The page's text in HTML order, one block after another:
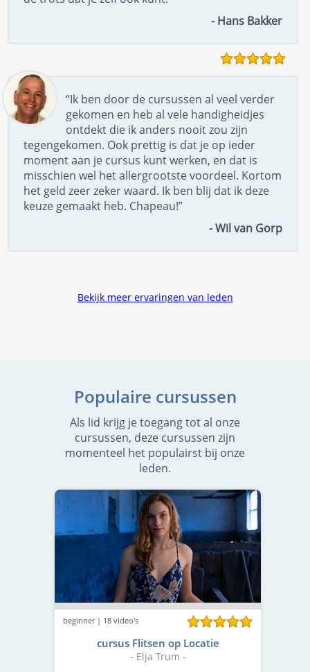
- Hans Bakker
“Ik ben door de cursussen al veel verder
gekomen en heb al vele handigheidjes
ontdekt die ik anders nooit zou zijn
tegengekomen. Ook prettig is dat je op ieder
moment aan je cursus kunt werken, en dat is
misschien wel het allergrootste voordeel. Kortom
het geld zeer zeker waard. Ik ben blij dat ik deze
keuze gemaakt heb. Chapeau!”
- Wil van Gorp
Bekijk meer ervaringen van leden
Populaire cursussen
Als lid krijg je toegang tot al onze
cursussen, deze cursussen zijn
momenteel het populairst bij onze
leden.
beginner | 18 video's
cursus Flitsen op Locatie
- Elja Trum -